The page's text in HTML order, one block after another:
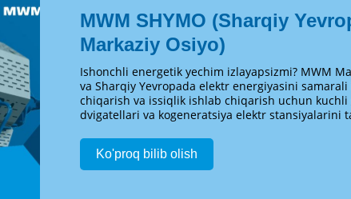
MWM SHYMO (Sharqiy
Markaziy Osiyo)
Ishonchli energetik yechim izlayapsizmi? MWM
va Sharqiy Yevropada elektr energiyasini
chiqarish va issiqlik ishlab chiqarish uchun kuchli
dvigatellari va kogeneratsiya elektr stansiyalarini
Ko'proq bilib olish